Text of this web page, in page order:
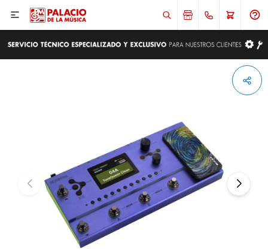
